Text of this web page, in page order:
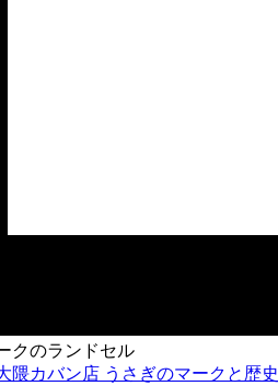
クのランドセル
うさぎのマークと歴史